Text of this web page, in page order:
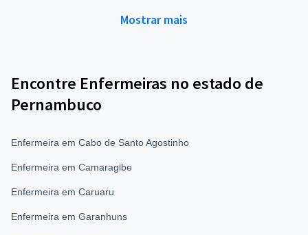
Mostrar mais
Encontre Enfermeiras no estado de
Pernambuco
Enfermeira em Cabo de Santo Agostinho
Enfermeira em Camaragibe
Enfermeira em Caruaru
Enfermeira em Garanhuns